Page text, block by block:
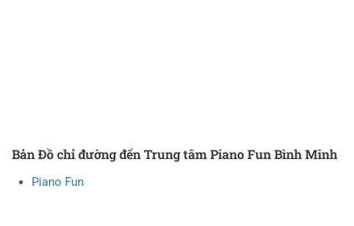
Bản Đồ chỉ đường đến Trung tâm Piano Fun Bình Minh
Piano Fun